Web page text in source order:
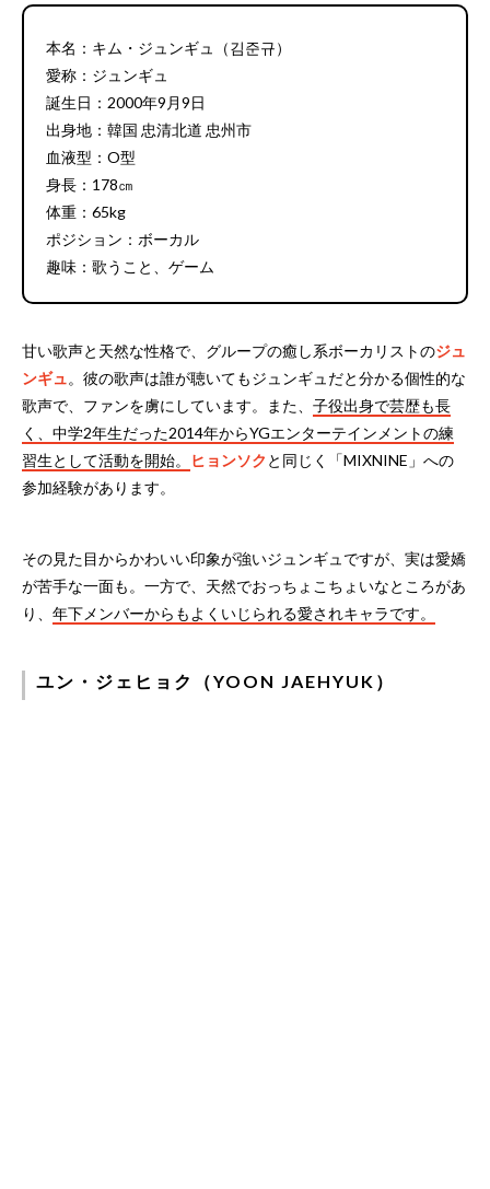
本名：キム・ジュンギュ（김준규）
愛称：ジュンギュ
誕生日：2000年9月9日
出身地：韓国 忠清北道 忠州市
血液型：O型
身長：178㎝
体重：65kg
ポジション：ボーカル
趣味：歌うこと、ゲーム
甘い歌声と天然な性格で、グループの癒し系ボーカリストのジュ
ンギュ 。彼の歌声は誰が聴いてもジュンギュだと分かる個性的な
歌声で、ファンを虜にしています。また、 子役出身で芸歴も長
く、中学2年生だった2014年からYGエンターテインメントの練
習生として活動を開始。
ヒョンソク と同じく「MIXNINE」への
参加経験があります。
その見た目からかわいい印象が強いジュンギュですが、実は愛嬌
が苦手な一面も。一方で、天然でおっちょこちょいなところがあ
り、 年下メンバーからもよくいじられる愛されキャラです。
ユン・ジェヒョク（YOON JAEHYUK）